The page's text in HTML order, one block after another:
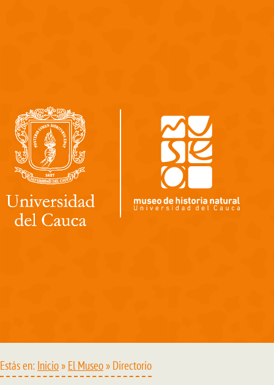
Estás en:Inicio»El Museo» Directorio